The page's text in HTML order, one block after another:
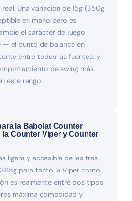
Una variación de 15g (350g
en mano pero es
el carácter de juego
— el punto de balance en
entre todas las fuentes, y
de swing más
este rango.
la Babolat Counter
la Counter Viper y Counter
ligera y accesible de las tres
para tanto la Viper como
es realmente entre dos tipos
máxima comodidad y